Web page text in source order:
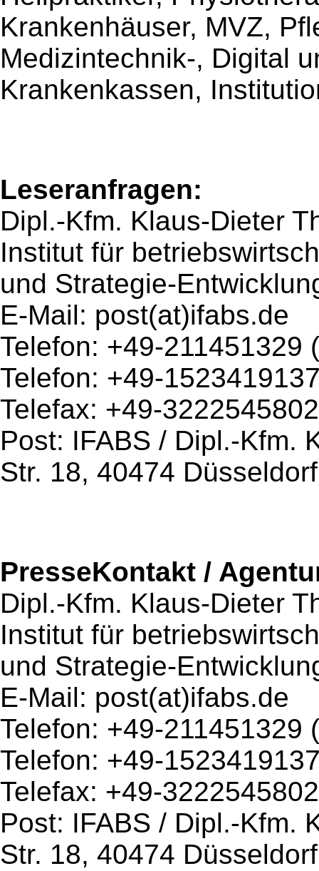
Krankenhäuser, MVZ,
Medizintechnik-, Digital
Krankenkassen,
Leseranfragen:
Dipl.-Kfm. Klaus-Dieter
Institut für
und Strategie-
E-Mail: post(at)ifabs.de
Telefon: +49-211451329
Telefon: +49-
Telefax: +49-
Post: IFABS / Dipl.-Kfm.
Str. 18, 40474
PresseKontakt /
Dipl.-Kfm. Klaus-Dieter
Institut für
und Strategie-
E-Mail: post(at)ifabs.de
Telefon: +49-211451329
Telefon: +49-
Telefax: +49-
Post: IFABS / Dipl.-Kfm.
Str. 18, 40474